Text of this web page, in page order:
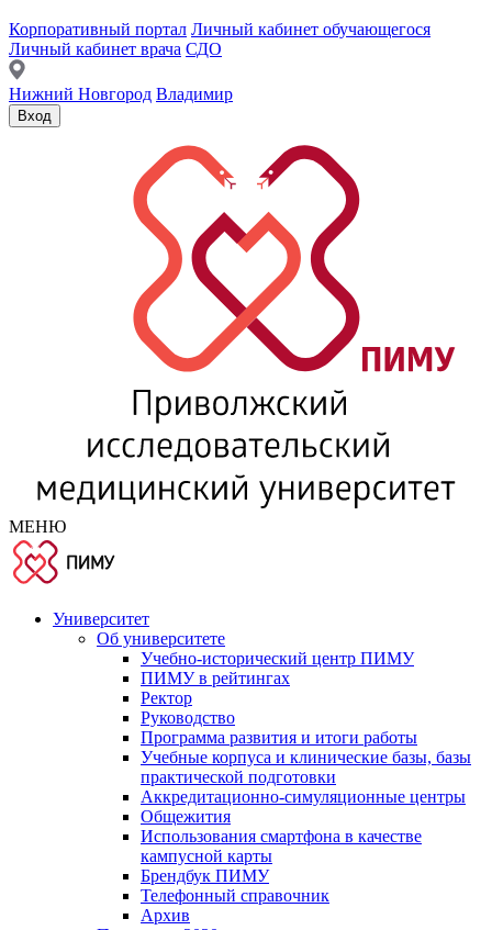
Корпоративный портал Личный кабинет обучающегося
Личный кабинет врача СДО
Нижний Новгород Владимир
Вход
МЕНЮ
Университет
Об университете
Учебно-исторический центр ПИМУ
ПИМУ в рейтингах
Ректор
Руководство
Программа развития и итоги работы
Учебные корпуса и клинические базы, базы
практической подготовки
Аккредитационно-симуляционные центры
Общежития
Использования смартфона в качестве
кампусной карты
Брендбук ПИМУ
Телефонный справочник
Архив